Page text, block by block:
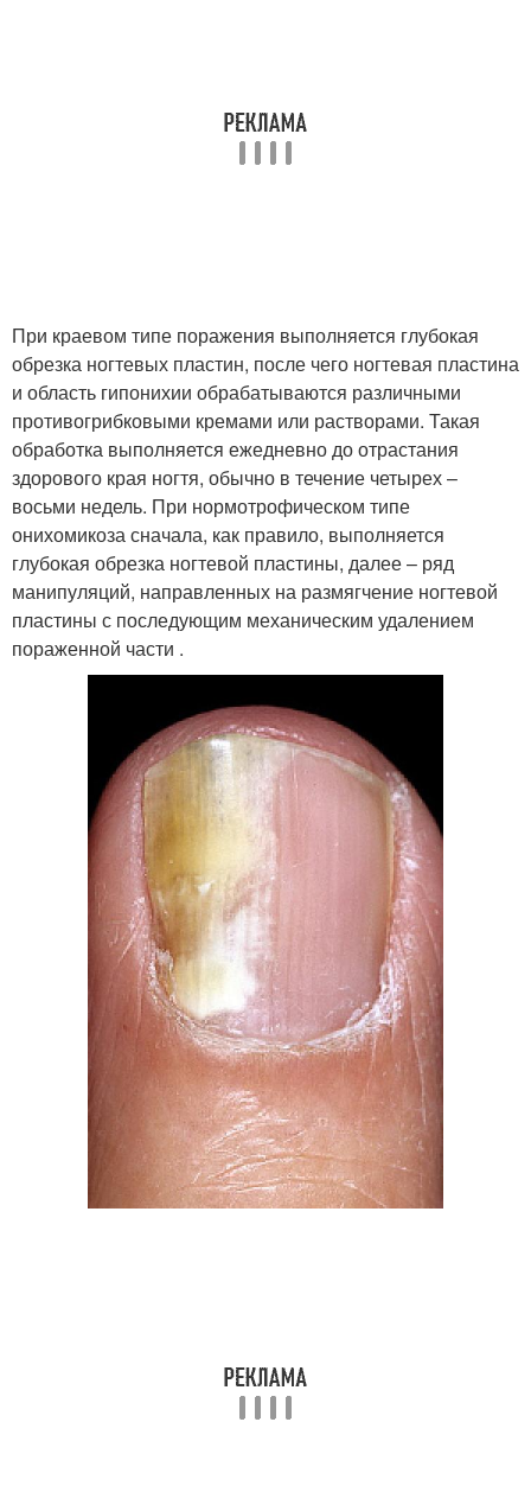
При краевом типе поражения выполняется глубокая
обрезка ногтевых пластин, после чего ногтевая пластина
и область гипонихии обрабатываются различными
противогрибковыми кремами или растворами. Такая
обработка выполняется ежедневно до отрастания
здорового края ногтя, обычно в течение четырех –
восьми недель. При нормотрофическом типе
онихомикоза сначала, как правило, выполняется
глубокая обрезка ногтевой пластины, далее – ряд
манипуляций, направленных на размягчение ногтевой
пластины с последующим механическим удалением
пораженной части .